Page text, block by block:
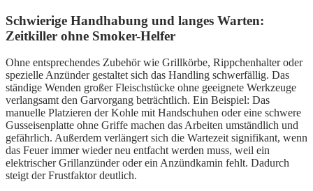
Schwierige Handhabung und langes Warten:
Zeitkiller ohne Smoker-Helfer
Ohne entsprechendes Zubehör wie Grillkörbe, Rippchenhalter oder
spezielle Anzünder gestaltet sich das Handling schwerfällig. Das
ständige Wenden großer Fleischstücke ohne geeignete Werkzeuge
verlangsamt den Garvorgang beträchtlich. Ein Beispiel: Das
manuelle Platzieren der Kohle mit Handschuhen oder eine schwere
Gusseisenplatte ohne Griffe machen das Arbeiten umständlich und
gefährlich. Außerdem verlängert sich die Wartezeit signifikant, wenn
das Feuer immer wieder neu entfacht werden muss, weil ein
elektrischer Grillanzünder oder ein Anzündkamin fehlt. Dadurch
steigt der Frustfaktor deutlich.